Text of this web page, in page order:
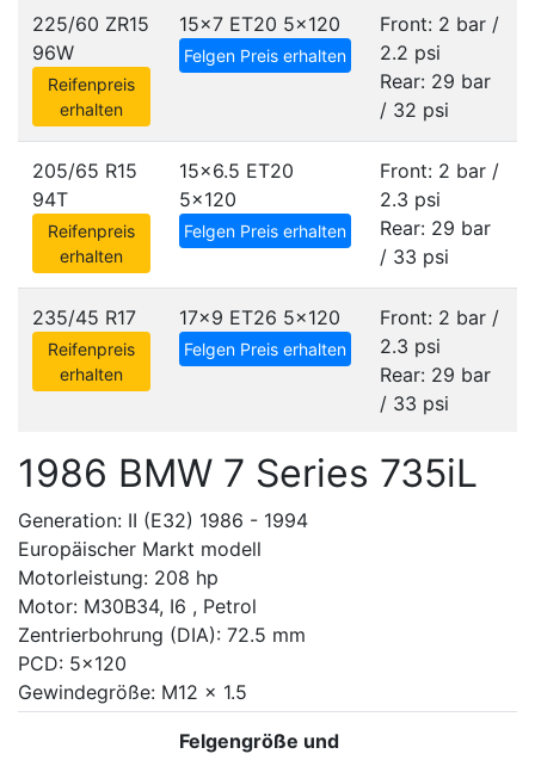
225/60 ZR15
96W
Reifenpreis
erhalten
15x7 ET20 5x120
Felgen Preis erhalten
Front: 2 bar /
2.2 psi
Rear: 29 bar
/ 32 psi
205/65 R15
94T
Reifenpreis
erhalten
15x6.5 ET20
5x120
Felgen Preis erhalten
Front: 2 bar /
2.3 psi
Rear: 29 bar
/ 33 psi
235/45 R17
Reifenpreis
erhalten
17x9 ET26 5x120
Felgen Preis erhalten
Front: 2 bar /
2.3 psi
Rear: 29 bar
/ 33 psi
1986 BMW 7 Series 735iL
Generation: II (E32) 1986 - 1994
Europäischer Markt modell
Motorleistung: 208 hp
Motor: M30B34, I6 , Petrol
Zentrierbohrung (DIA): 72.5 mm
PCD: 5x120
Gewindegröße: M12 x 1.5
Felgengröße und